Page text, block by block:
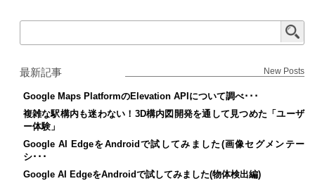
最新記事 New Posts
Google Maps PlatformのElevation APIについて調べ･･･
複雑な駅構内も迷わない！3D構内図開発を通して見つめた「ユーザ
ー体験」
Google AI EdgeをAndroidで試してみました(画像セグメンテー
シ･･･
Google AI EdgeをAndroidで試してみました(物体検出編)